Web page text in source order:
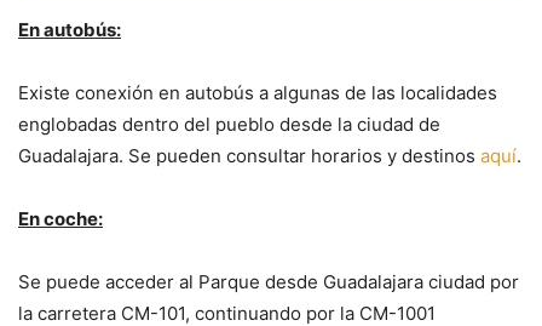
En autobús:
Existe conexión en autobús a algunas de las localidades
englobadas dentro del pueblo desde la ciudad de
Guadalajara. Se pueden consultar horarios y destinos aquí.
En coche:
Se puede acceder al Parque desde Guadalajara ciudad por
la carretera CM-101, continuando por la CM-1001